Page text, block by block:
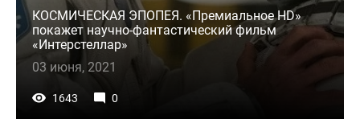
КОСМИЧЕСКАЯ ЭПОПЕЯ. «Премиальное HD»
покажет научно-фантастический фильм
«Интерстеллар»
03 июня, 2021
1643 0